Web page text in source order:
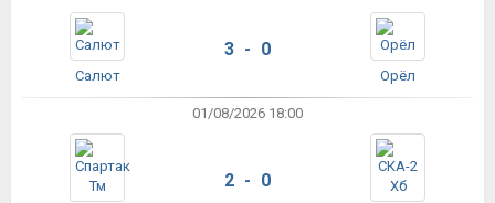
Салют
3 - 0
Орёл
01/08/2026 18:00
2 - 0